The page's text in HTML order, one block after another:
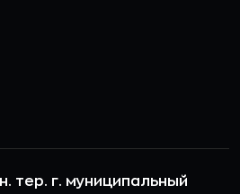
тер. г. муниципальный